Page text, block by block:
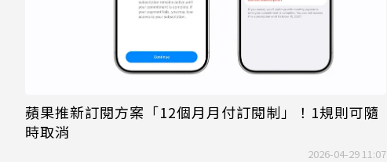
蘋果推新訂閱方案「12個月月付訂閱制」！1規則可隨
時取消
2026-04-29 11:07